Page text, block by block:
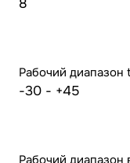
8
Рабочий диапазон
-30 - +45